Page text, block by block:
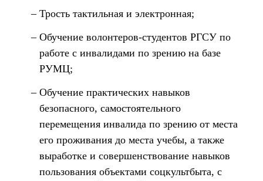
Трость тактильная и электронная;
Обучение волонтеров-студентов РГСУ по
работе с инвалидами по зрению на базе
РУМЦ;
Обучение прак­тических навыков
безопасного, самостоятельного
перемещения инвалида по зрению от места
его проживания до места учебы, а также
выработке и совершенствование навыков
пользования объектами соцкультбыта, с